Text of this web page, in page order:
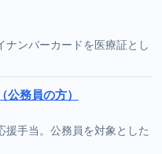
ナンバーカードを医療証とし
務員の方）
手当。公務員を対象とした